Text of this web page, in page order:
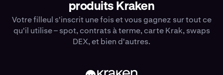
produits Kraken
Votre filleul s'inscrit une fois et vous gagnez sur tout ce
qu'il utilise – spot, contrats à terme, carte Krak, swaps
DEX, et bien d'autres.